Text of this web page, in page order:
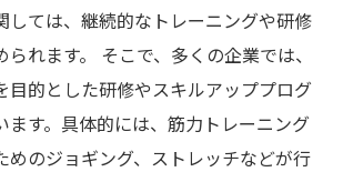
しては、継続的なトレーニングや研修
れます。 そこで、多くの企業では、
目的とした研修やスキルアッププログ
ます。具体的には、筋力トレーニング
めのジョギング、ストレッチなどが行